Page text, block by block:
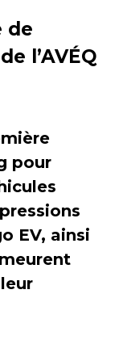
de
l’AVÉQ
pour
EV, ainsi